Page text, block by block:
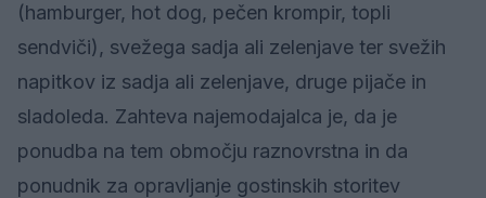
(hamburger, hot dog, pečen krompir, topli
sendviči), svežega sadja ali zelenjave ter svežih
napitkov iz sadja ali zelenjave, druge pijače in
sladoleda. Zahteva najemodajalca je, da je
ponudba na tem območju raznovrstna in da
ponudnik za opravljanje gostinskih storitev